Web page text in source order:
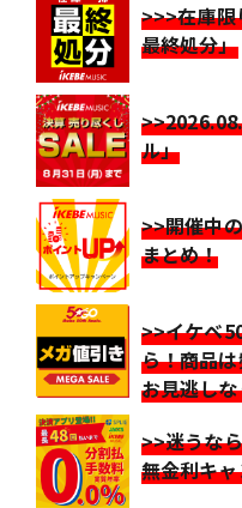
>>>在庫限
最終処分」
ル」
>>開催中
まとめ！
>>イケベ
ら！商品
お見逃し
>>迷うな
無金利キ